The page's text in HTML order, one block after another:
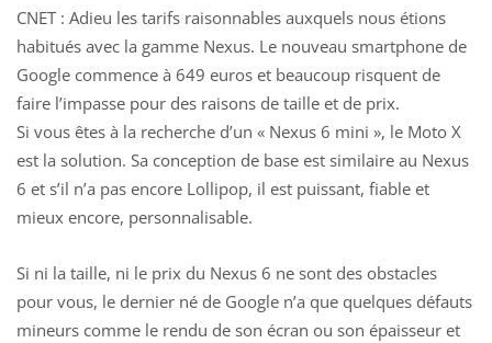
CNET : Adieu les tarifs raisonnables auxquels nous étions
habitués avec la gamme Nexus. Le nouveau smartphone de
Google commence à 649 euros et beaucoup risquent de
faire l’impasse pour des raisons de taille et de prix.
Si vous êtes à la recherche d’un « Nexus 6 mini », le Moto X
est la solution. Sa conception de base est similaire au Nexus
6 et s’il n’a pas encore Lollipop, il est puissant, fiable et
mieux encore, personnalisable.
Si ni la taille, ni le prix du Nexus 6 ne sont des obstacles
pour vous, le dernier né de Google n’a que quelques défauts
mineurs comme le rendu de son écran ou son épaisseur et